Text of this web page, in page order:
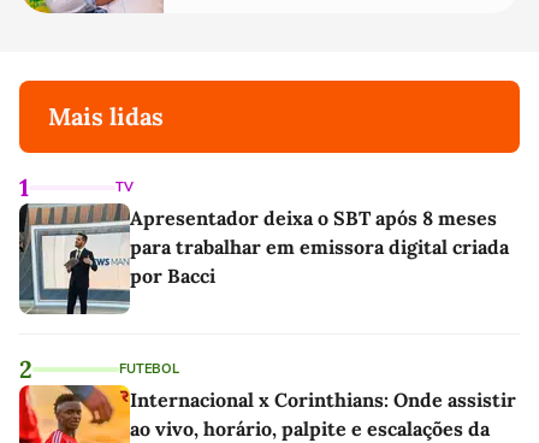
Mais lidas
1 TV
Apresentador deixa o SBT após 8 meses
para trabalhar em emissora digital criada
por Bacci
2 FUTEBOL
Internacional x Corinthians: Onde assistir
ao vivo, horário, palpite e escalações da